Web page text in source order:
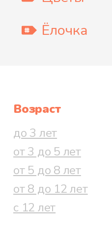
Ёлочка
Возраст
до 3 лет
от 3 до 5 лет
от 5 до 8 лет
от 8 до 12 лет
с 12 лет